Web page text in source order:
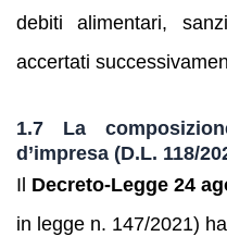
debiti alimentari,
accertati
1.7 La
d’impresa (D.L. 118/
Il Decreto‑Legge 24
in legge n. 147/2021)